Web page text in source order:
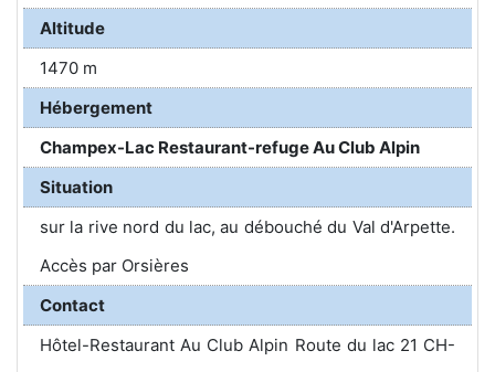
Altitude
1470 m
Hébergement
Champex-Lac Restaurant-refuge Au Club Alpin
Situation
sur la rive nord du lac, au débouché du Val d'Arpette.
Accès par Orsières
Contact
Hôtel-Restaurant Au Club Alpin Route du lac 21 CH-